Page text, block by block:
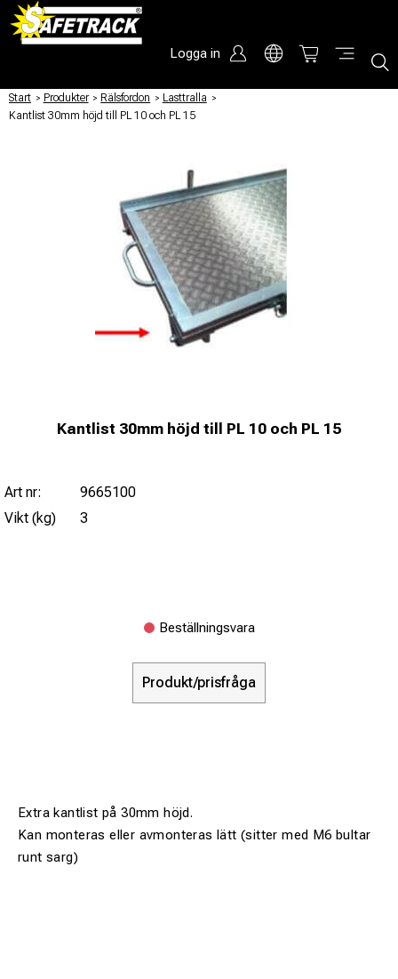
Logga in
Start / Produkter / Rälsfordon / Lasttralla /
Kantlist 30mm höjd till PL 10 och PL 15
Kantlist 30mm höjd till PL 10 och PL 15
Art nr:
9665100
Vikt (kg)
3
Beställningsvara
Produkt/prisfråga
Extra kantlist på 30mm höjd.
Kan monteras eller avmonteras lätt (sitter med M6 bultar
runt sarg)